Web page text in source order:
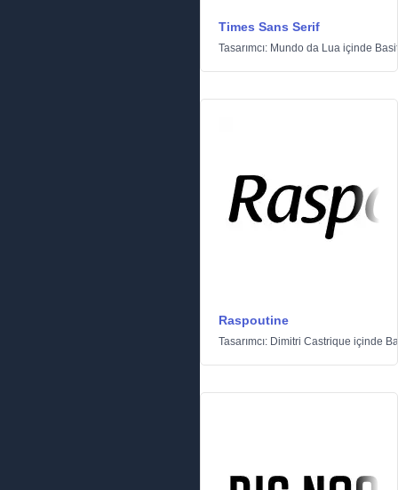
Times Sans Serif
Tasarımcı: Mundo da Lua içinde Basit
Raspoutine
Tasarımcı: Dimitri Castrique içinde